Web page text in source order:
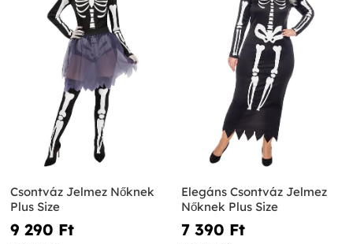
Csontváz Jelmez Nőknek
Plus Size
9 290 Ft‎
Elegáns Csontváz Jelmez
Nőknek Plus Size
7 390 Ft‎